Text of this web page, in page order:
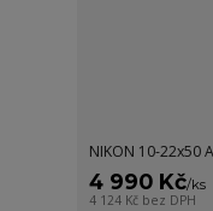
NIKON 10-22x50
4 990 Kč/ks
4 124 Kč bez DPH